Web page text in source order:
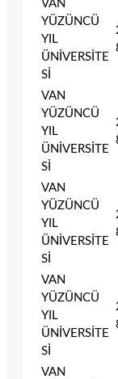
VAN
YÜZÜNCÜ
YIL
ÜNİVERSİTE
Sİ
VAN
YÜZÜNCÜ
YIL
ÜNİVERSİTE
Sİ
VAN
YÜZÜNCÜ
YIL
ÜNİVERSİTE
Sİ
VAN
YÜZÜNCÜ
YIL
ÜNİVERSİTE
Sİ
VAN